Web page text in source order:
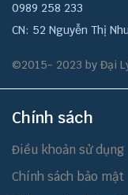
0989 258 233
CN: 52 Nguyễn Thị
©2015- 2023 by Đại
Chính sách
Điều khoản sử dụng
Chính sách bảo mật